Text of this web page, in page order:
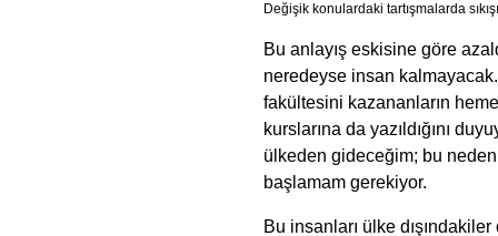
Değişik konulardaki tartışmalarda
Bu anlayış eskisine göre
neredeyse insan
fakültesini kazananların
kurslarına da yazıldığını
ülkeden gideceğim; bu
başlamam gerekiyor.
Bu insanları ülke